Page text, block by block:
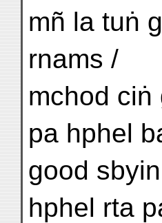
mñ la tuṅ
rnams /
mchod ciṅ
pa hphel
good
hphel rta